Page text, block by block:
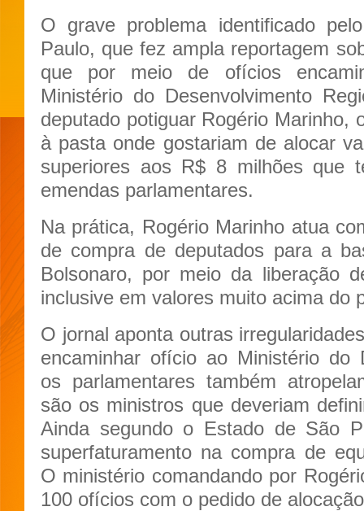
O grave problema identificado
Paulo, que fez ampla reportagem
que por meio de ofícios
Ministério do Desenvolvimento
deputado potiguar Rogério Marinho,
à pasta onde gostariam de alocar
superiores aos R$ 8 milhões que
emendas parlamentares.
Na prática, Rogério Marinho atua
de compra de deputados para a
Bolsonaro, por meio da liberação
inclusive em valores muito acima do
O jornal aponta outras
encaminhar ofício ao Ministério do
os parlamentares também
são os ministros que deveriam
Ainda segundo o Estado de São
superfaturamento na compra de
O ministério comandando por
100 ofícios com o pedido de